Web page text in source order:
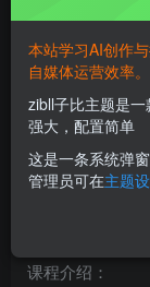
课程介绍：
本站学习AI创作
自媒体运营效率。
zibll子比主题是
强大，配置简单
这是一条系统弹
管理员可在主题